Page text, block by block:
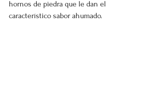
hornos de piedra que le dan el
característico sabor ahumado.